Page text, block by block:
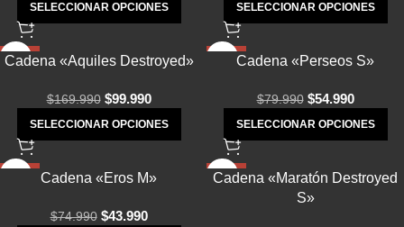
SELECCIONAR OPCIONES SELECCIONAR OPCIONES
-41%
Cadena «Aquiles Destroyed»
$169.990 $99.990
SELECCIONAR OPCIONES
Cadena «Perseos S»
$79.990 $54.990
SELECCIONAR OPCIONES
Cadena «Eros M»
$74.990 $43.990
-30%
Cadena «Maratón Destroyed
S»